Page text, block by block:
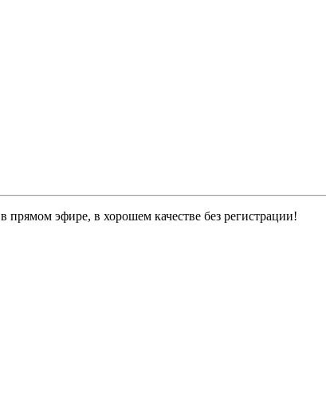
в прямом эфире, в хорошем качестве без регистрации!